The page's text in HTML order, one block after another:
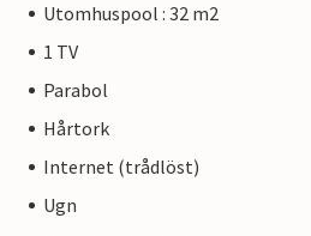
Utomhuspool : 32 m2
1 TV
Parabol
Hårtork
Internet (trådlöst)
Ugn